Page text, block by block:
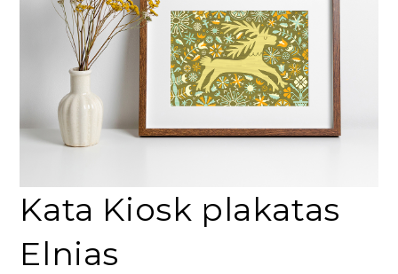
Kata Kiosk plakatas
Elnias